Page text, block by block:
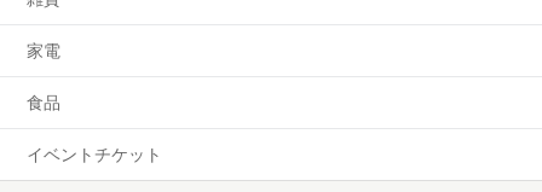
家電
食品
イベントチケット